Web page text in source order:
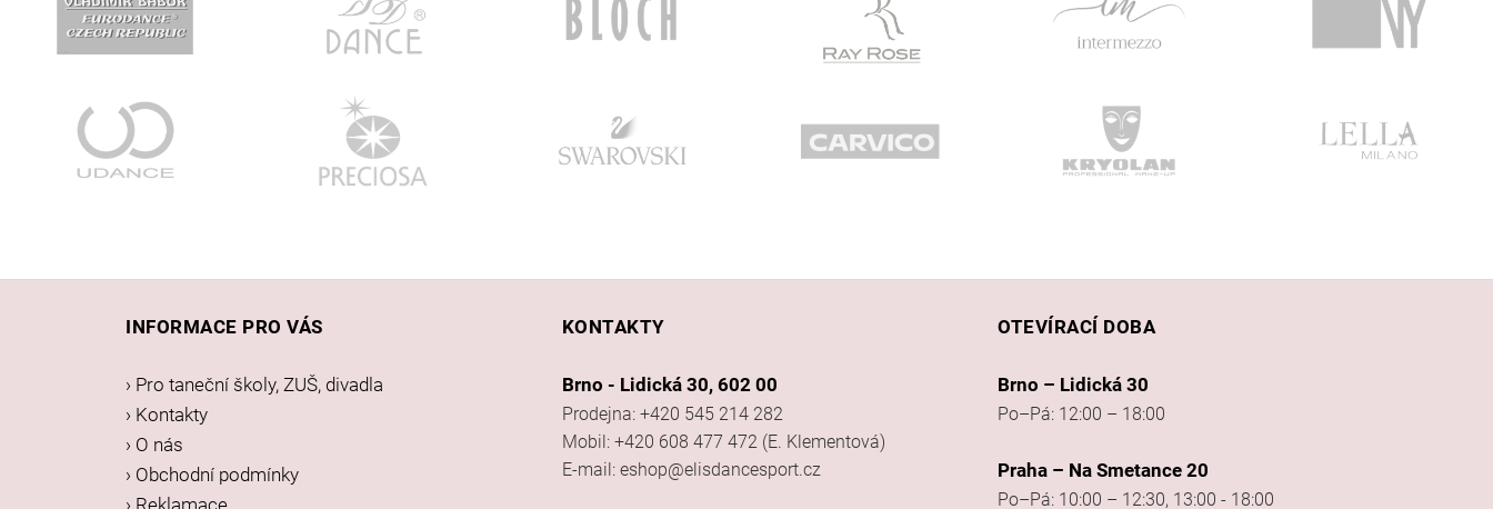
INFORMACE PRO VÁS
› Pro taneční školy, ZUŠ, divadla
› Kontakty
› O nás
› Obchodní podmínky
KONTAKTY
Brno - Lidická 30, 602 00
Prodejna: +420 545 214 282
Mobil: +420 608 477 472 (E. Klementová)
E-mail: eshop@elisdancesport.cz
OTEVÍRACÍ DOBA
Brno – Lidická 30
Po–Pá: 12:00 – 18:00
Praha – Na Smetance 20
Po–Pá: 10:00 – 12:30, 13:00 - 18:00